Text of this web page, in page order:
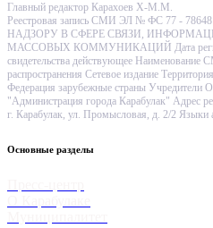
Главный редактор Карахоев Х-М.М.
Реестровая запись СМИ ЭЛ № ФС 77 -
НАДЗОРУ В СФЕРЕ СВЯЗИ,
МАССОВЫХ КОММУНИКАЦИЙ Дата
свидетельства действующее
распространения Сетевое издание
Федерация зарубежные страны Учредители
"Администрация города Карабулак" Адрес
г. Карабулак, ул. Промысловая, д. 2/2 Языки
Основные разделы